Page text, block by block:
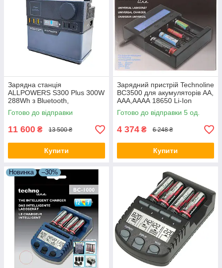
Зарядна станція
ALLPOWERS S300 Plus 300W
288Wh з Bluetooth,
бездротовою зарядкою та
чистою синусоїдою Опис UA
Готово до відправки
11 600 ₴ 13 500 ₴
Купити
Зарядний пристрій Technoline
BC3500 для акумуляторів AA,
AAA,АААА 18650 Li-Ion
LiFePO4, 4 незалежні канали,
тест ємності
Готово до відправки 5 од.
4 374 ₴ 6 248 ₴
Купити
Новинка –30%